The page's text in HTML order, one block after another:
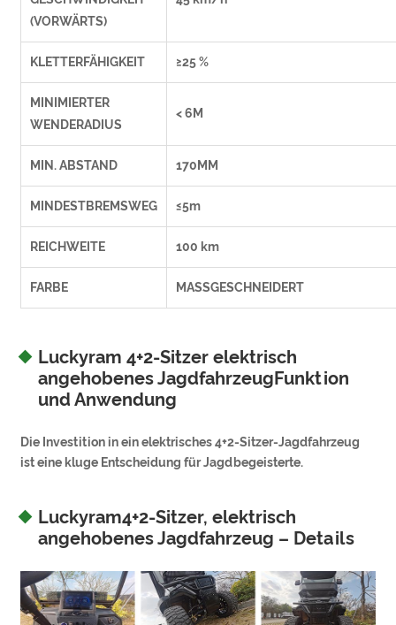
(VORWÄRTS)
KLETTERFÄHIGKEIT ≥25 %
MINIMIERTER
WENDERADIUS
< 6M
MIN. ABSTAND 170MM
MINDESTBREMSWEG ≤5m
REICHWEITE 100 km
FARBE MASSGESCHNEIDERT
Luckyram 4+2-Sitzer elektrisch
angehobenes JagdfahrzeugFunktion
und Anwendung
Die Investition in ein elektrisches 4+2-Sitzer-Jagdfahrzeug
ist eine kluge Entscheidung für Jagdbegeisterte.
Luckyram4+2-Sitzer, elektrisch
angehobenes Jagdfahrzeug – Details